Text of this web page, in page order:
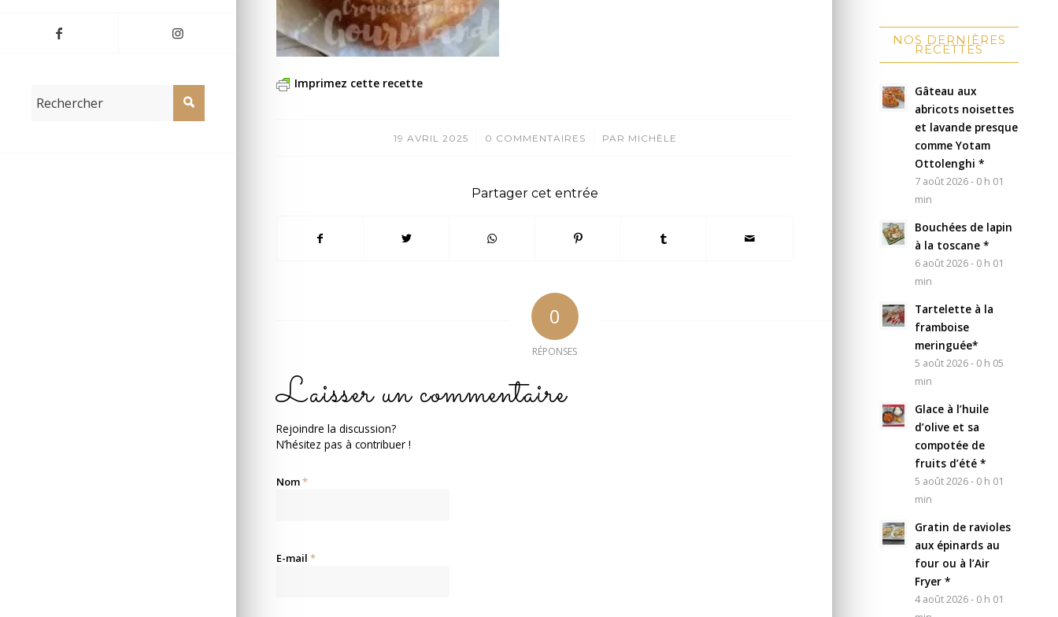
Imprimez cette recette
19 AVRIL 2025
/ 0 COMMENTAIRES
/ PAR MICHÈLE
Partager cet entrée
0
RÉPONSES
Laisser un commentaire
Rejoindre la discussion?
N’hésitez pas à contribuer !
Nom*
E-mail *
NOS DERNIÈRES
RECETTES
Gâteau aux
abricots noisettes
et lavande presque
comme Yotam
Ottolenghi *
7 août 2026 - 0 h 01
min
Bouchées de lapin
à la toscane *
6 août 2026 - 0 h 01
min
Tartelette à la
framboise
meringuée*
5 août 2026 - 0 h 05
min
Glace à l’huile
d’olive et sa
compotée de
fruits d’été *
5 août 2026 - 0 h 01
min
Gratin de ravioles
aux épinards au
four ou à l’Air
Fryer *
4 août 2026 - 0 h 01